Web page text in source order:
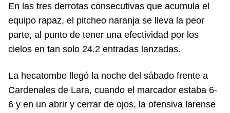
En las tres derrotas consecutivas que acumula el
equipo rapaz, el pitcheo naranja se lleva la peor
parte, al punto de tener una efectividad por los
cielos en tan solo 24.2 entradas lanzadas.
La hecatombe llegó la noche del sábado frente a
Cardenales de Lara, cuando el marcador estaba 6-
6 y en un abrir y cerrar de ojos, la ofensiva larense